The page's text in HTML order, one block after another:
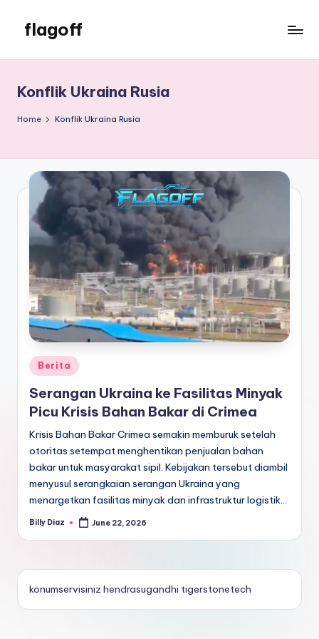
content
flagoff
Konflik Ukraina Rusia
Home Konflik Ukraina Rusia
Posted
in
Berita
Serangan Ukraina ke Fasilitas Minyak
Picu Krisis Bahan Bakar di Crimea
Krisis Bahan Bakar Crimea semakin memburuk setelah
otoritas setempat menghentikan penjualan bahan
bakar untuk masyarakat sipil. Kebijakan tersebut diambil
menyusul serangkaian serangan Ukraina yang
menargetkan fasilitas minyak dan infrastruktur logistik…
Posted
Billy Diaz June 22, 2026
konumservisiniz hendrasugandhi tigerstonetech